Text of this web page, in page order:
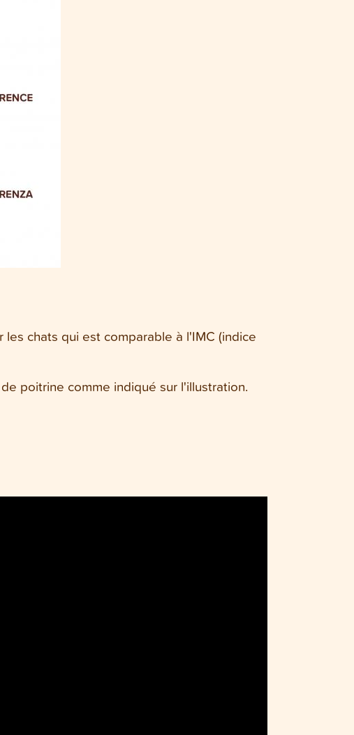
chats qui est comparable à l'IMC (indice
poitrine comme indiqué sur l'illustration.